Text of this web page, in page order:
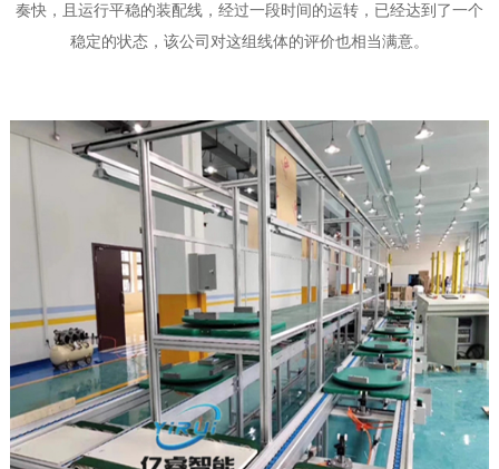
奏快，且运行平稳的装配线，经过一段时间的运转，已经达到了一个
稳定的状态，该公司对这组线体的评价也相当满意。